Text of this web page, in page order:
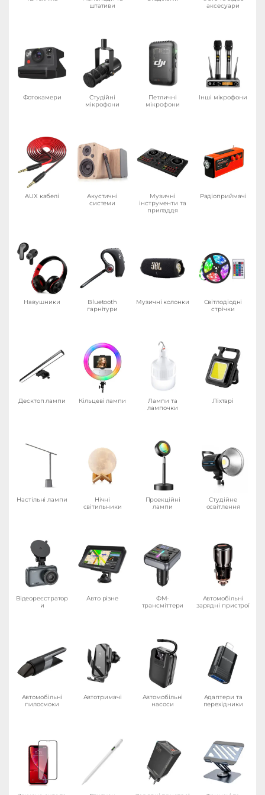
штативи
аксесуари
Фотокамери
Студійні
мікрофони
Петличні
мікрофони
Інші мікрофони
AUX кабелі
Акустичні
системи
Музичні
інструменти та
приладдя
Радіоприймачі
Навушники
Bluetooth
гарнітури
Музичні колонки
Світлодіодні
стрічки
Десктоп лампи Кільцеві лампи
Лампи та
лампочки
Ліхтарі
Настільні лампи
Нічні
світильники
Проекційні
лампи
Студійне
освітлення
Відеореєстратор
и
Авто різне
ФМ-
трансміттери
Автомобільні
зарядні пристрої
Автомобільні
пилосмоки
Автотримачі
Автомобільні
насоси
Адаптери та
перехідники